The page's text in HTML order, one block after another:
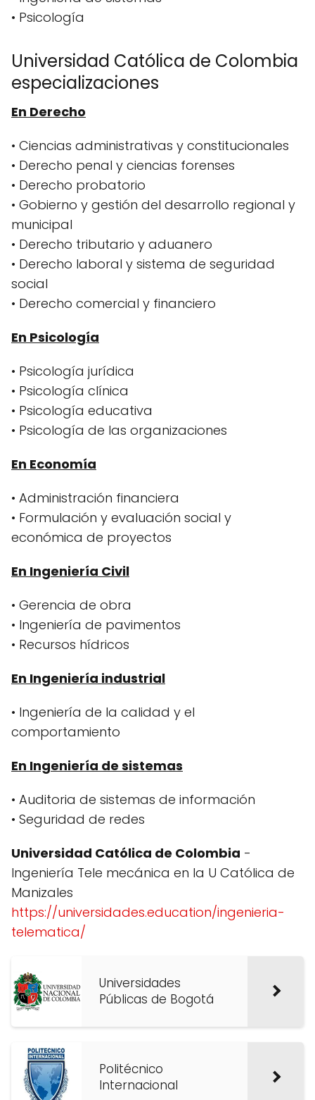
• Psicología
Universidad Católica de Colombia
especializaciones
En Derecho
• Ciencias administrativas y constitucionales
• Derecho penal y ciencias forenses
• Derecho probatorio
• Gobierno y gestión del desarrollo regional y
municipal
• Derecho tributario y aduanero
• Derecho laboral y sistema de seguridad
social
• Derecho comercial y financiero
En Psicología
• Psicología jurídica
• Psicología clínica
• Psicología educativa
• Psicología de las organizaciones
En Economía
• Administración financiera
• Formulación y evaluación social y
económica de proyectos
En Ingeniería Civil
• Gerencia de obra
• Ingeniería de pavimentos
• Recursos hídricos
En Ingeniería industrial
• Ingeniería de la calidad y el
comportamiento
En Ingeniería de sistemas
• Auditoria de sistemas de información
• Seguridad de redes
Universidad Católica de Colombia -
Ingeniería Tele mecánica en la U Católica de
Manizales
https://universidades.education/ingenieria-
telematica/
Universidades
Públicas de Bogotá
Politécnico
Internacional